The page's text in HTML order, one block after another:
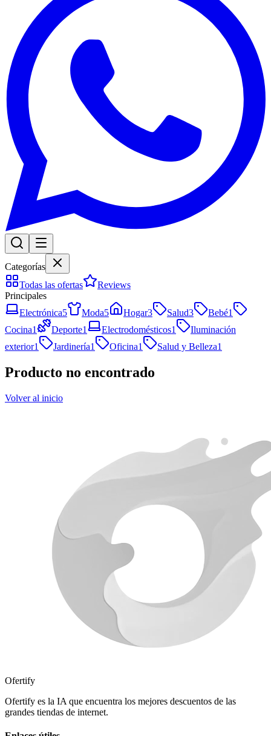
Categorías
Todas las ofertas
Reviews
Principales
Electrónica5 Moda5 Hogar3 Salud3 Bebé1
Cocina1 Deporte1 Electrodomésticos1
Iluminación
exterior1 Jardinería1 Oficina1 Salud y Belleza1
Producto no encontrado
Volver al inicio
Ofertify
Ofertify es la IA que encuentra los mejores descuentos de las
grandes tiendas de internet.